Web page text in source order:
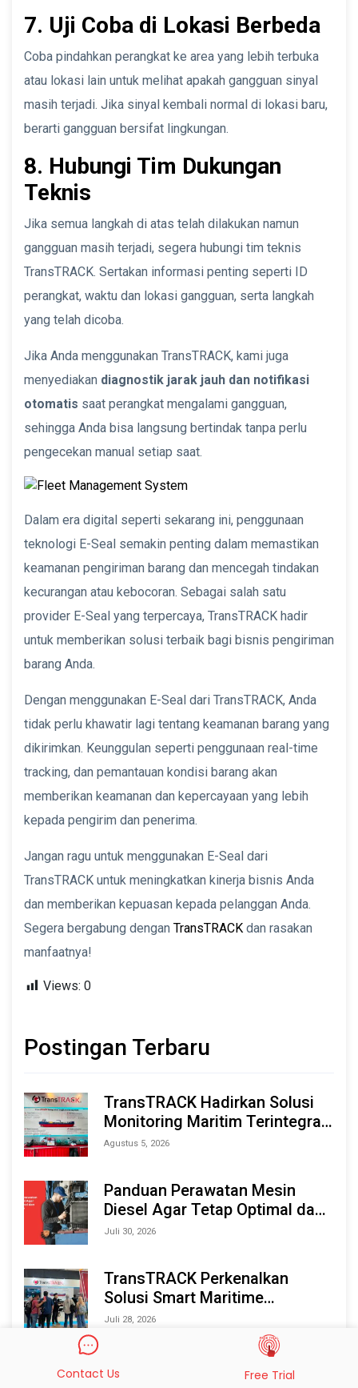
7. Uji Coba di Lokasi Berbeda
Coba pindahkan perangkat ke area yang lebih terbuka
atau lokasi lain untuk melihat apakah gangguan sinyal
masih terjadi. Jika sinyal kembali normal di lokasi baru,
berarti gangguan bersifat lingkungan.
8. Hubungi Tim Dukungan
Teknis
Jika semua langkah di atas telah dilakukan namun
gangguan masih terjadi, segera hubungi tim teknis
TransTRACK. Sertakan informasi penting seperti ID
perangkat, waktu dan lokasi gangguan, serta langkah
yang telah dicoba.
Jika Anda menggunakan TransTRACK, kami juga
menyediakan diagnostik jarak jauh dan notifikasi
otomatis saat perangkat mengalami gangguan,
sehingga Anda bisa langsung bertindak tanpa perlu
pengecekan manual setiap saat.
Dalam era digital seperti sekarang ini, penggunaan
teknologi E-Seal semakin penting dalam memastikan
keamanan pengiriman barang dan mencegah tindakan
kecurangan atau kebocoran. Sebagai salah satu
provider E-Seal yang terpercaya, TransTRACK hadir
untuk memberikan solusi terbaik bagi bisnis pengiriman
barang Anda.
Dengan menggunakan E-Seal dari TransTRACK, Anda
tidak perlu khawatir lagi tentang keamanan barang yang
dikirimkan. Keunggulan seperti penggunaan real-time
tracking, dan pemantauan kondisi barang akan
memberikan keamanan dan kepercayaan yang lebih
kepada pengirim dan penerima.
Jangan ragu untuk menggunakan E-Seal dari
TransTRACK untuk meningkatkan kinerja bisnis Anda
dan memberikan kepuasan kepada pelanggan Anda.
Segera bergabung dengan TransTRACK dan rasakan
manfaatnya!
Views: 0
Postingan Terbaru
TransTRACK Hadirkan Solusi
Monitoring Maritim Terintegrasi
Berbasis AI & IoT di Indonesia
Agustus 5, 2026
Panduan Perawatan Mesin
Diesel Agar Tetap Optimal dan
Tahan Lama
Juli 30, 2026
TransTRACK Perkenalkan
Solusi Smart Maritime
Monitoring Berbasis AI dan IoT
Juli 28, 2026
Contact Us Free Trial